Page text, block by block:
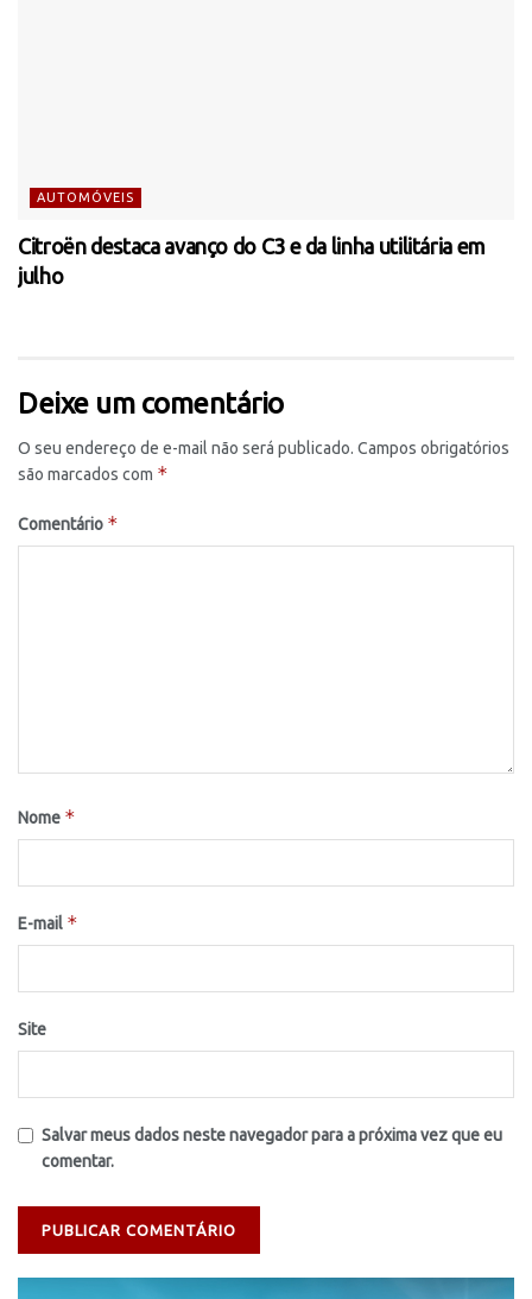
AUTOMÓVEIS
Citroën destaca avanço do C3 e da linha utilitária em
julho
Deixe um comentário
O seu endereço de e-mail não será publicado. Campos obrigatórios
são marcados com *
Comentário *
Nome *
E-mail *
Site
Salvar meus dados neste navegador para a próxima vez que eu
comentar.